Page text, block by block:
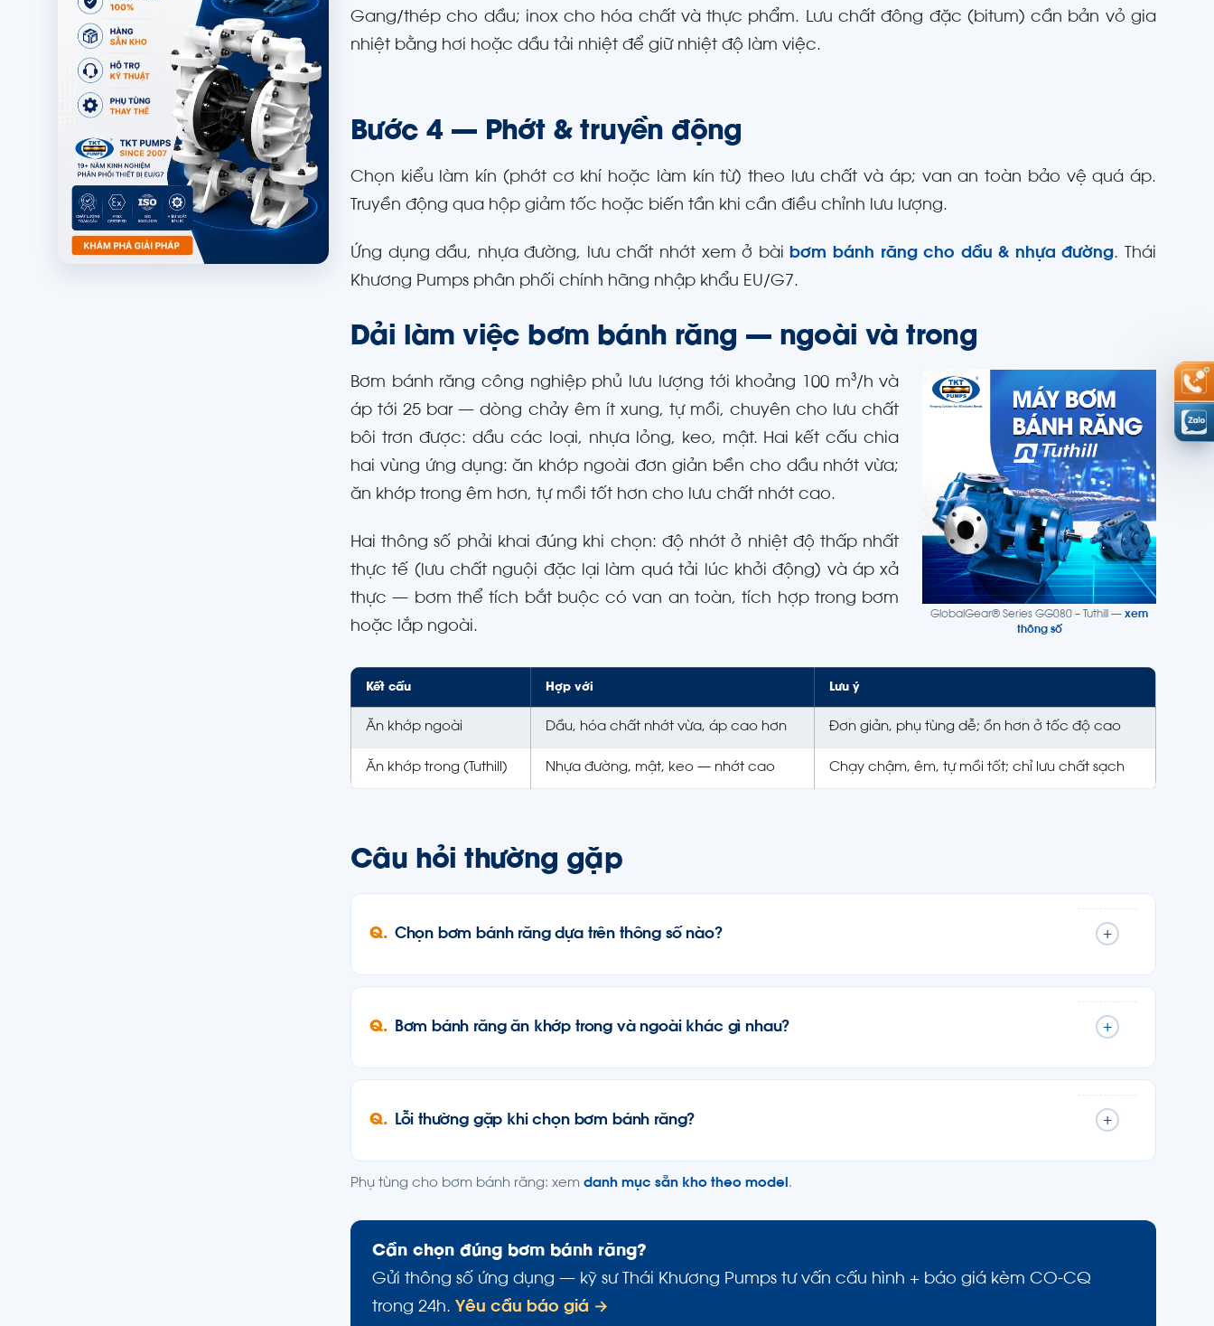
Gang/thép cho dầu; inox cho hóa chất và thực phẩm. Lưu chất đông đặc (bitum) cần bản vỏ gia
nhiệt bằng hơi hoặc dầu tải nhiệt để giữ nhiệt độ làm việc.
Bước 4 — Phớt & truyền động
Chọn kiểu làm kín (phớt cơ khí hoặc làm kín từ) theo lưu chất và áp; van an toàn bảo vệ quá áp.
Truyền động qua hộp giảm tốc hoặc biến tần khi cần điều chỉnh lưu lượng.
Ứng dụng dầu, nhựa đường, lưu chất nhớt xem ở bàibơm bánh răng cho dầu & nhựa đường. Thái
Khương Pumps phân phối chính hãng nhập khẩu EU/G7.
Dải làm việc bơm bánh răng — ngoài và trong
GlobalGear® Series GG080 – Tuthill —xem
thông số
Bơm bánh răng công nghiệp phủ lưu lượng tới khoảng 100 m³/h và
áp tới 25 bar — dòng chảy êm ít xung, tự mồi, chuyên cho lưu chất
bôi trơn được: dầu các loại, nhựa lỏng, keo, mật. Hai kết cấu chia
hai vùng ứng dụng: ăn khớp ngoài đơn giản bền cho dầu nhớt vừa;
ăn khớp trong êm hơn, tự mồi tốt hơn cho lưu chất nhớt cao.
Hai thông số phải khai đúng khi chọn: độ nhớt ở nhiệt độ thấp nhất
thực tế (lưu chất nguội đặc lại làm quá tải lúc khởi động) và áp xả
thực — bơm thể tích bắt buộc có van an toàn, tích hợp trong bơm
hoặc lắp ngoài.
Kết cấu Hợp với Lưu ý
Ăn khớp ngoài Dầu, hóa chất nhớt vừa, áp cao hơn Đơn giản, phụ tùng dễ; ồn hơn ở tốc độ cao
Ăn khớp trong (Tuthill) Nhựa đường, mật, keo — nhớt cao Chạy chậm, êm, tự mồi tốt; chỉ lưu chất sạch
Câu hỏi thường gặp
Chọn bơm bánh răng dựa trên thông số nào? +
Bơm bánh răng ăn khớp trong và ngoài khác gì nhau? +
Lỗi thường gặp khi chọn bơm bánh răng? +
Phụ tùng cho bơm bánh răng: xem danh mục sẵn kho theo model.
Cần chọn đúng bơm bánh răng?
Gửi thông số ứng dụng — kỹ sư Thái Khương Pumps tư vấn cấu hình + báo giá kèm CO-CQ
trong 24h. Yêu cầu báo giá →